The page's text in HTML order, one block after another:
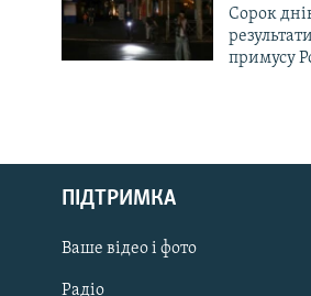
Русский
Qırımtatar
ДОЛУЧАЙСЯ!
Сорок
примусу
ПІДТРИМКА
Ваше відео і фото
Радіо